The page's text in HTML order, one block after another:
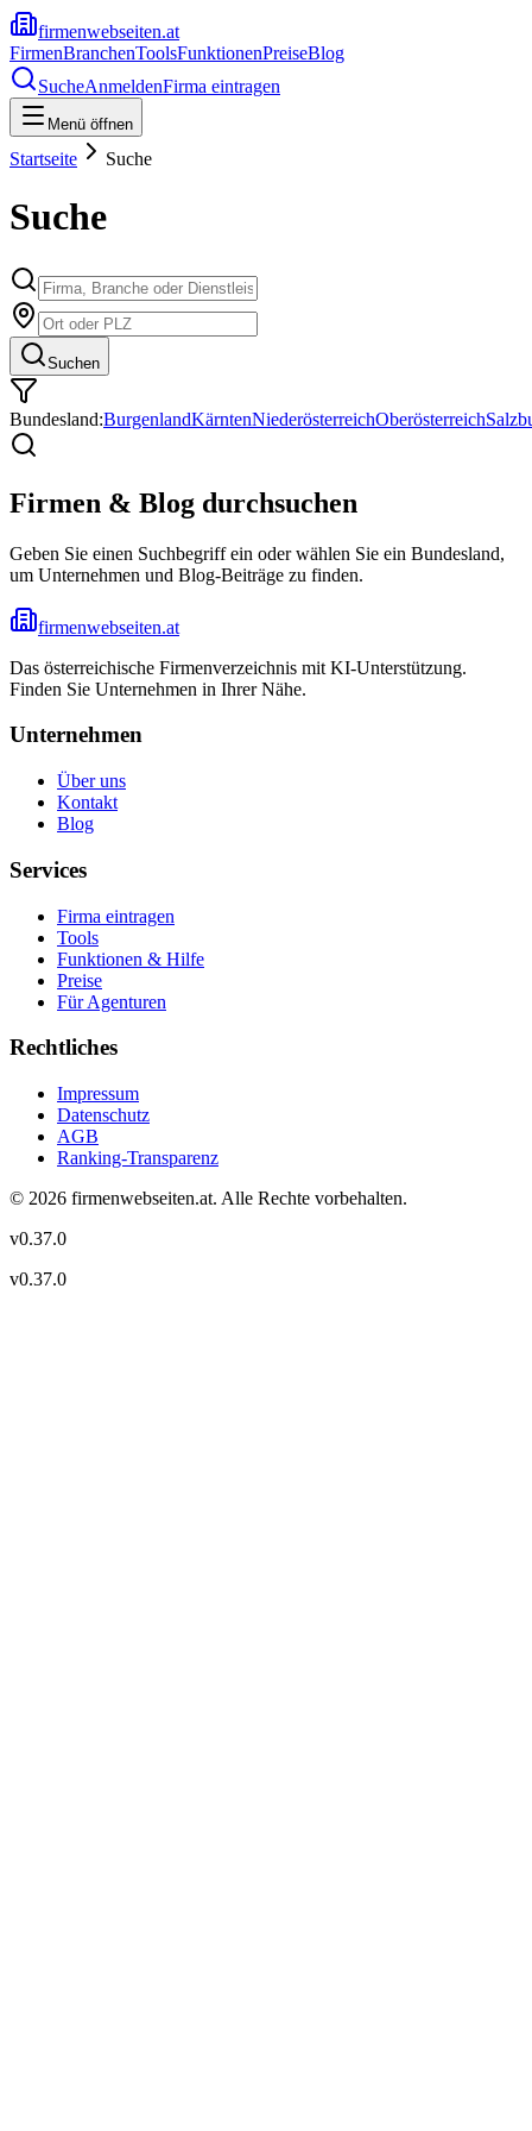
firmenwebseiten.at
FirmenBranchenToolsFunktionenPreiseBlog
SucheAnmeldenFirma eintragen
Menü öffnen
Startseite Suche
Suche
Suchen
Bundesland:BurgenlandKärntenNiederösterreichOberösterreich
Firmen & Blog durchsuchen
Geben Sie einen Suchbegriff ein oder wählen Sie ein Bundesland,
um Unternehmen und Blog-Beiträge zu finden.
firmenwebseiten.at
Das österreichische Firmenverzeichnis mit KI-Unterstützung.
Finden Sie Unternehmen in Ihrer Nähe.
Unternehmen
Über uns
Kontakt
Blog
Services
Firma eintragen
Tools
Funktionen & Hilfe
Preise
Für Agenturen
Rechtliches
Impressum
Datenschutz
AGB
Ranking-Transparenz
© 2026 firmenwebseiten.at. Alle Rechte vorbehalten.
v0.37.0
v0.37.0